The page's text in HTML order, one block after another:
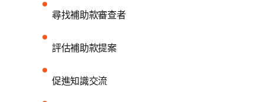
尋找補助款審查者
評估補助款提案
促進知識交流